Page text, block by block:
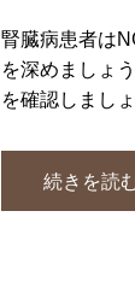
腎臓病患者は
を深めましょ
を確認しまし
続きを読